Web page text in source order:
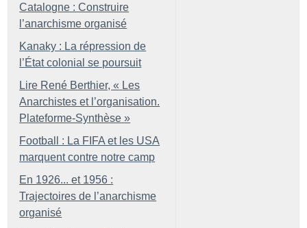
Catalogne : Construire
l’anarchisme organisé
Kanaky : La répression de
l’État colonial se poursuit
Lire René Berthier, « Les
Anarchistes et l’organisation.
Plateforme-Synthèse »
Football : La FIFA et les USA
marquent contre notre camp
En 1926... et 1956 :
Trajectoires de l’anarchisme
organisé